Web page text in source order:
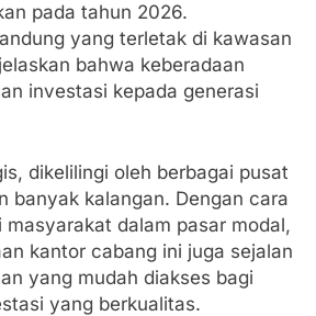
pada tahun 2026.
yang terletak di kawasan
bahwa keberadaan
investasi kepada generasi
dikelilingi oleh berbagai pusat
banyak kalangan. Dengan cara
dalam pasar modal,
kantor cabang ini juga sejalan
yang mudah diakses bagi
yang berkualitas.